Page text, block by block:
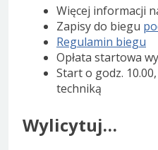
Więcej informacji
Zapisy do biegu
Regulamin biegu
Opłata startowa
Start o godz.
techniką
Wylicytuj…